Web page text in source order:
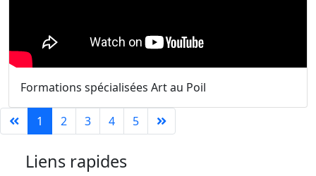
Formations spécialisées Art au Poil
1 2 3 4 5
Liens rapides